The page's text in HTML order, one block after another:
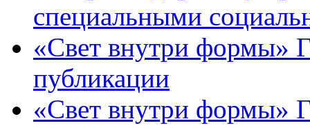
специальными
«Свет внутри формы»
публикации
«Свет внутри формы»